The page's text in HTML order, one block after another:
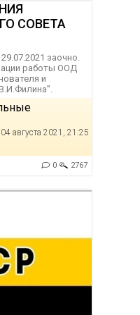
СОВЕТА
заочно.
работы ООД
и
04 августа 2021, 21:25
0 2767